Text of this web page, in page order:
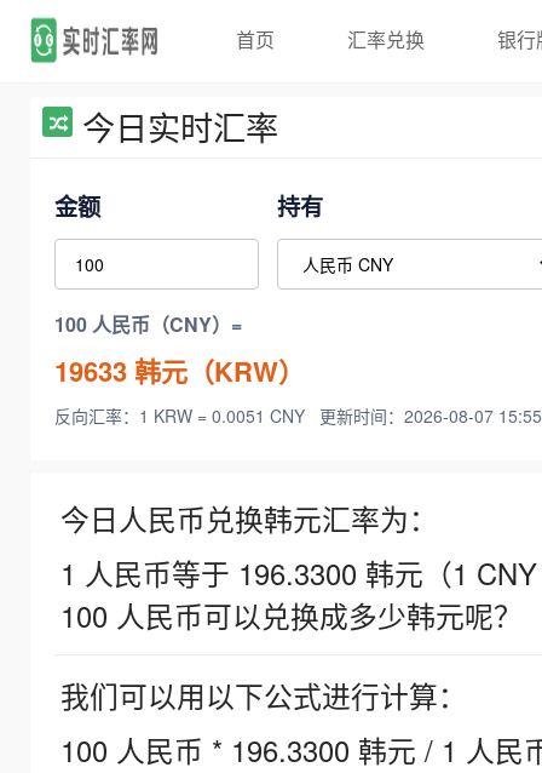
首页 汇率兑换 银行
今日实时汇率
金额 持有
100 人民币（CNY）=
19633韩元（KRW）
反向汇率：1 KRW = 0.0051 CNY 更新时间：2026-08-07
今日人民币兑换韩元汇率为：
1 人民币等于 196.3300 韩元（1
100 人民币可以兑换成多少韩元呢？
我们可以用以下公式进行计算：
100 人民币 * 196.3300 韩元 / 1 人民